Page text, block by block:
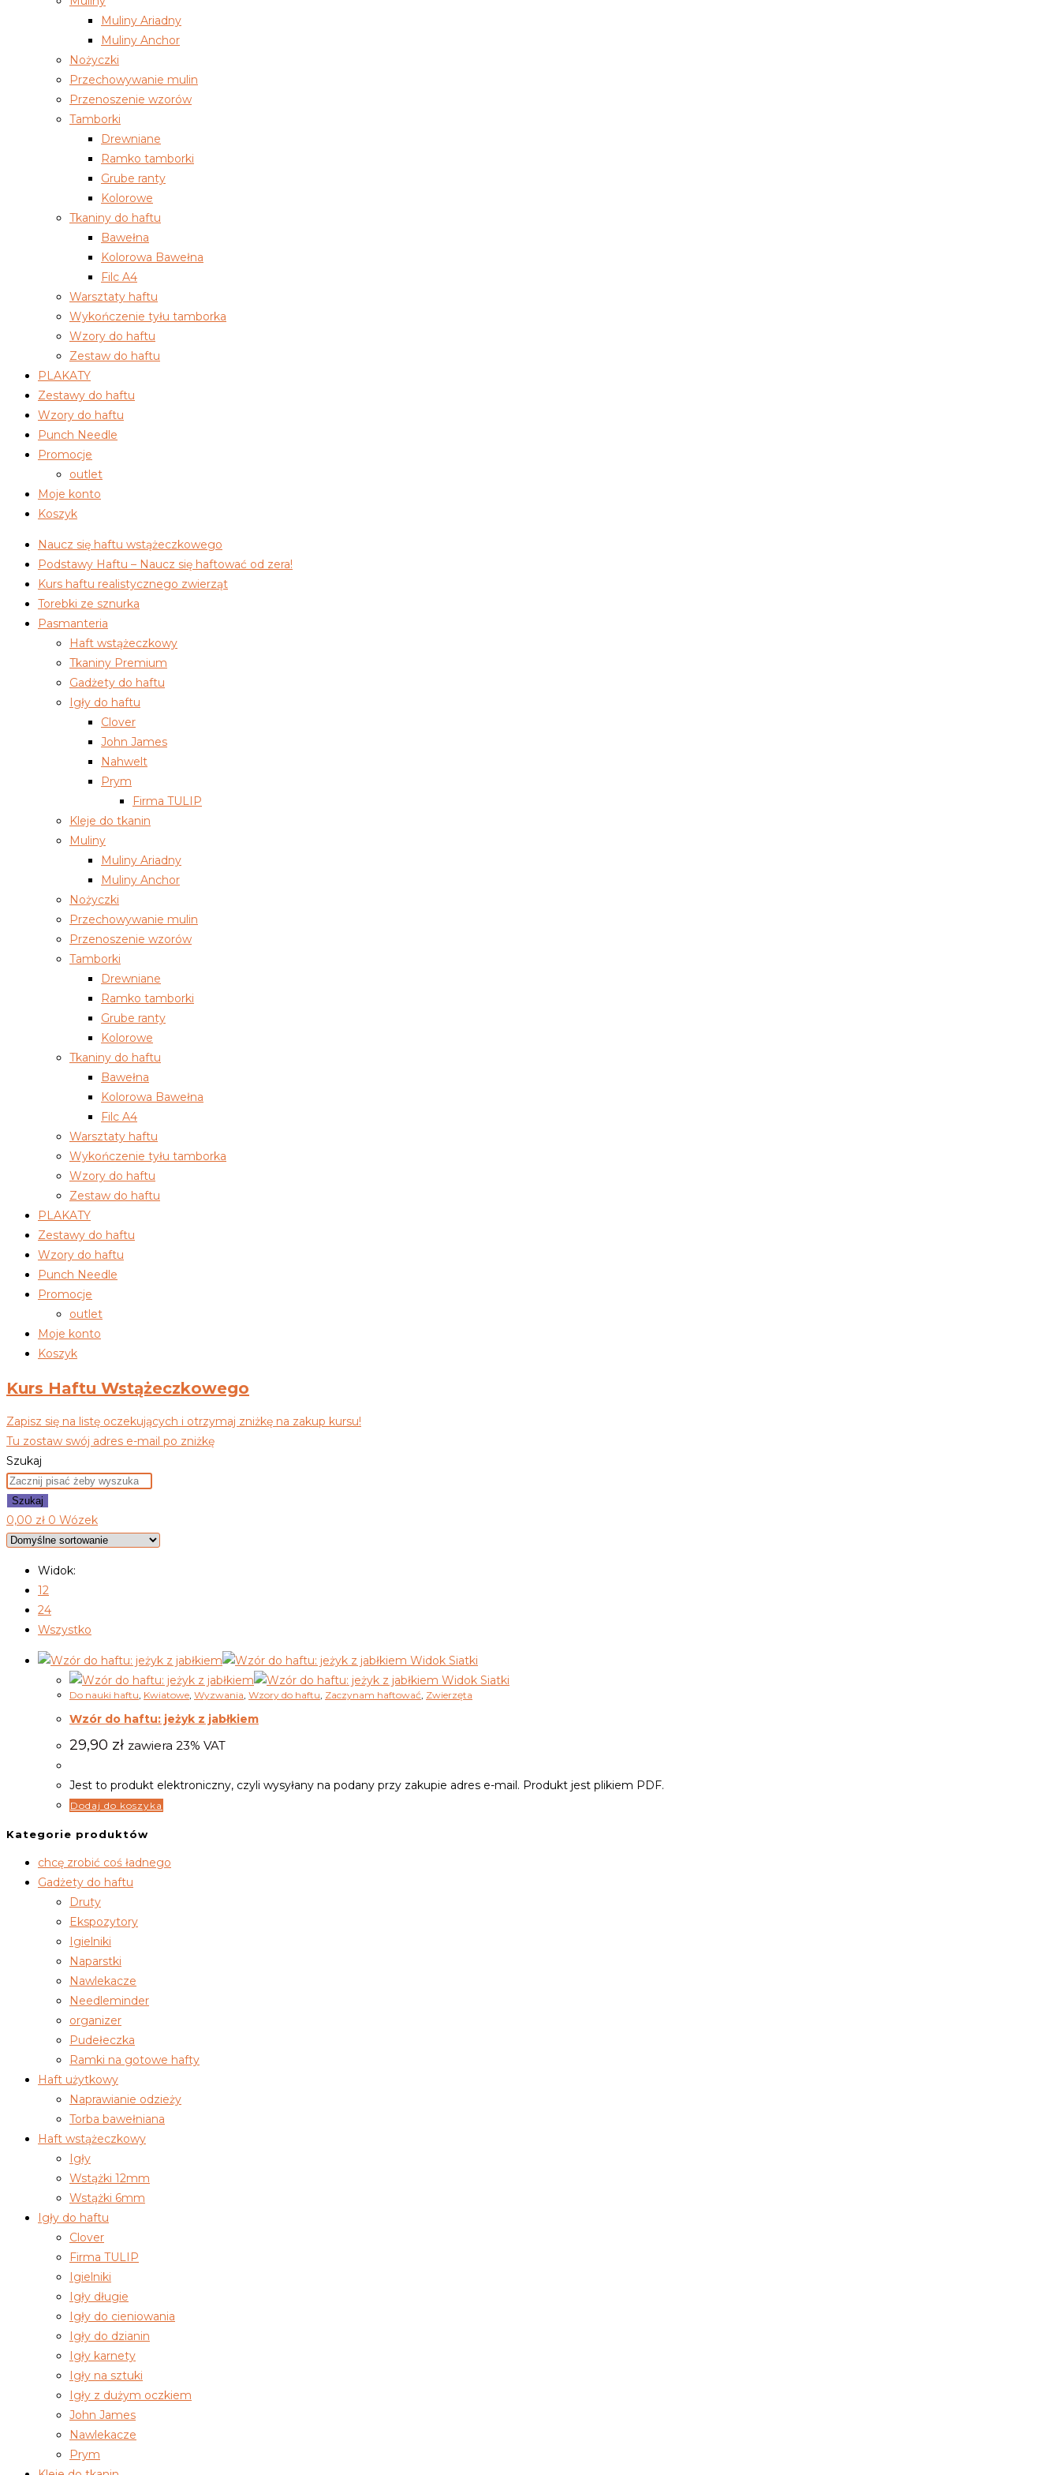
Muliny Ariadny
Muliny Anchor
Nożyczki
Przechowywanie mulin
Przenoszenie wzorów
Tamborki
Drewniane
Ramko tamborki
Grube ranty
Kolorowe
Tkaniny do haftu
Bawełna
Kolorowa Bawełna
Filc A4
Warsztaty haftu
Wykończenie tyłu tamborka
Wzory do haftu
Zestaw do haftu
PLAKATY
Zestawy do haftu
Wzory do haftu
Punch Needle
Promocje
outlet
Moje konto
Koszyk
Naucz się haftu wstążeczkowego
Podstawy Haftu – Naucz się haftować od zera!
Kurs haftu realistycznego zwierząt
Torebki ze sznurka
Pasmanteria
Haft wstążeczkowy
Tkaniny Premium
Gadżety do haftu
Igły do haftu
Clover
John James
Nahwelt
Prym
Firma TULIP
Kleje do tkanin
Muliny
Muliny Ariadny
Muliny Anchor
Nożyczki
Przechowywanie mulin
Przenoszenie wzorów
Tamborki
Drewniane
Ramko tamborki
Grube ranty
Kolorowe
Tkaniny do haftu
Bawełna
Kolorowa Bawełna
Filc A4
Warsztaty haftu
Wykończenie tyłu tamborka
Wzory do haftu
Zestaw do haftu
PLAKATY
Zestawy do haftu
Wzory do haftu
Punch Needle
Promocje
outlet
Moje konto
Koszyk
Kurs Haftu Wstążeczkowego
Zapisz się na listę oczekujących i otrzymaj zniżkę na zakup kursu!
Tu zostaw swój adres e-mail po zniżkę
Szukaj
Szukaj
0,00 zł 0 Wózek
Widok:
12
24
Wszystko
Widok Siatki
Widok Siatki
Do nauki haftu, Kwiatowe, Wyzwania, Wzory do haftu, Zaczynam haftować, Zwierzęta
Wzór do haftu: jeżyk z jabłkiem
29,90 zł zawiera 23% VAT
Jest to produkt elektroniczny, czyli wysyłany na podany przy zakupie adres e-mail. Produkt jest plikiem PDF.
Dodaj do koszyka
Kategorie produktów
chcę zrobić coś ładnego
Gadżety do haftu
Druty
Ekspozytory
Igielniki
Naparstki
Nawlekacze
Needleminder
organizer
Pudełeczka
Ramki na gotowe hafty
Haft użytkowy
Naprawianie odzieży
Torba bawełniana
Haft wstążeczkowy
Igły
Wstążki 12mm
Wstążki 6mm
Igły do haftu
Clover
Firma TULIP
Igielniki
Igły długie
Igły do cieniowania
Igły do dzianin
Igły karnety
Igły na sztuki
Igły z dużym oczkiem
John James
Nawlekacze
Prym